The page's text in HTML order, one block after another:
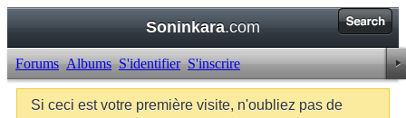
Soninkara.com
Forums Albums S'identifier S'inscrire
Si ceci est votre première visite, n'oubliez pas de